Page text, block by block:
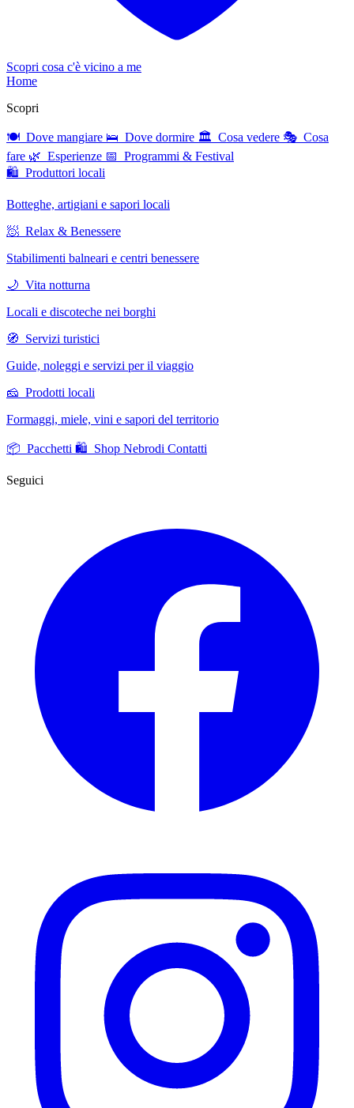
Scopri cosa c'è vicino a me
Home
Scopri
🍽 Dove mangiare 🛌 Dove dormire 🏛 Cosa vedere 🎭 Cosa
fare 🌿 Esperienze 📅 Programmi & Festival
🛍 Produttori locali
Botteghe, artigiani e sapori locali
🧖 Relax & Benessere
Stabilimenti balneari e centri benessere
🌙 Vita notturna
Locali e discoteche nei borghi
🧭 Servizi turistici
Guide, noleggi e servizi per il viaggio
🧀 Prodotti locali
Formaggi, miele, vini e sapori del territorio
📦 Pacchetti 🛍️ Shop Nebrodi Contatti
Seguici